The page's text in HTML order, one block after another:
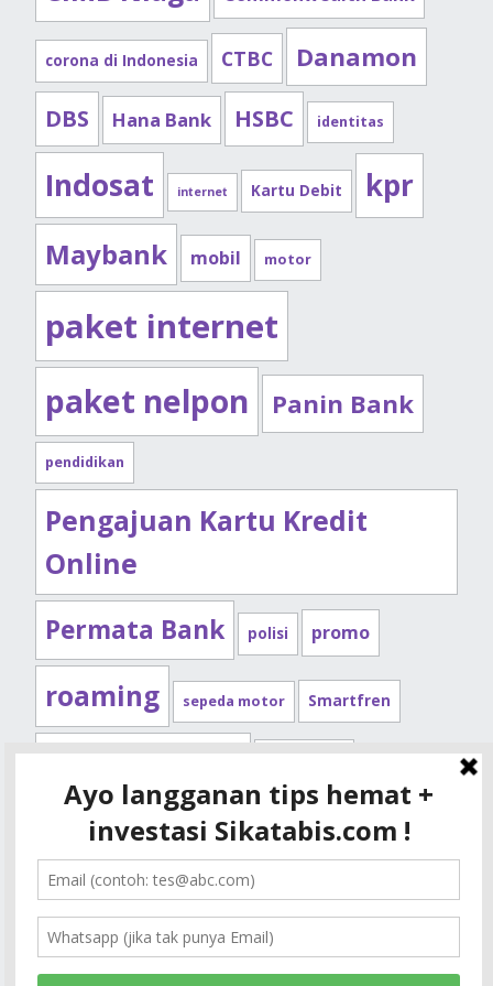
corona di Indonesia CTBC Danamon
DBS Hana Bank HSBC identitas
Indosat internet Kartu Debit kpr
Maybank mobil motor
paket internet
paket nelpon Panin Bank
pendidikan
Pengajuan Kartu Kredit
Online
Permata Bank polisi promo
roaming sepeda motor Smartfren
Standard Chartered syarat kpr
Telkomsel tips kendaraan
tips kpr XL